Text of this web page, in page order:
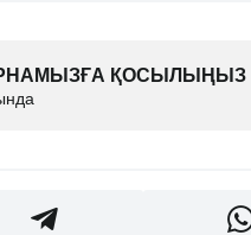
ҚОСЫЛЫҢЫЗ